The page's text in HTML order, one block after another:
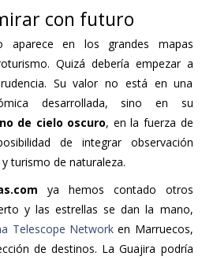
con futuro
aparece en los grandes mapas
Quizá debería empezar a
Su valor no está en una
desarrollada, sino en su
de cielo oscuro, en la fuerza de
de integrar observación
turismo de naturaleza.
ya hemos contado otros
y las estrellas se dan la mano,
Telescope Networken Marruecos,
de destinos. La Guajira podría